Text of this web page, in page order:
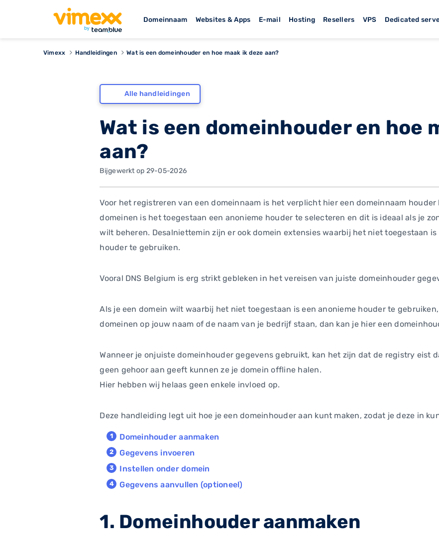
Domeinnaam Websites & Apps E-mail Hosting Resellers VPS Dedicated
Vimexx Handleidingen Wat is een domeinhouder en hoe maak ik deze aan?
Alle handleidingen
Wat is een domeinhouder en hoe
aan?
Bijgewerkt op 29-05-2026
Voor het registreren van een domeinnaam is het verplicht hier een domeinnaam
domeinen is het toegestaan een anonieme houder te selecteren en dit is ideaal als je
wilt beheren. Desalniettemin zijn er ook domein extensies waarbij het niet toegestaan
houder te gebruiken.
Vooral DNS Belgium is erg strikt gebleken in het vereisen van juiste domeinhouder
Als je een domein wilt waarbij het niet toegestaan is een anonieme houder te
domeinen op jouw naam of de naam van je bedrijf staan, dan kan je hier een
Wanneer je onjuiste domeinhouder gegevens gebruikt, kan het zijn dat de registry eist
geen gehoor aan geeft kunnen ze je domein offline halen.
Hier hebben wij helaas geen enkele invloed op.
Deze handleiding legt uit hoe je een domeinhouder aan kunt maken, zodat je deze in
Domeinhouder aanmaken
Gegevens invoeren
Instellen onder domein
Gegevens aanvullen (optioneel)
1. Domeinhouder aanmaken